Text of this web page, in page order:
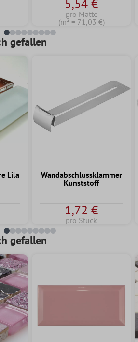
5,54 €
pro Matte
(m² = 71,03 €)
gefallen
Lila
Wandabschlussklammer
Kunststoff
1,72 €
pro Stück
gefallen